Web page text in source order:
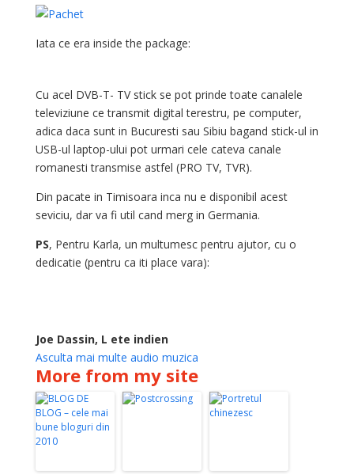
Iata ce era inside the package:
Cu acel DVB-T- TV stick se pot prinde toate canalele
televiziune ce transmit digital terestru, pe computer,
adica daca sunt in Bucuresti sau Sibiu bagand stick-ul in
USB-ul laptop-ului pot urmari cele cateva canale
romanesti transmise astfel (PRO TV, TVR).
Din pacate in Timisoara inca nu e disponibil acest
seviciu, dar va fi util cand merg in Germania.
PS, Pentru Karla, un multumesc pentru ajutor, cu o
dedicatie (pentru ca iti place vara):
Joe Dassin, L ete indien
Asculta mai multe audio muzica
More from my site